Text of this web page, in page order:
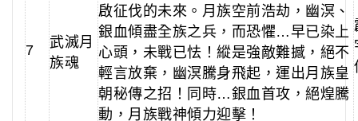
7
武滅月
族魂
啟征伐的未來。月族空前浩劫，幽溟、
銀血傾盡全族之兵，而恐懼…早已染上
心頭，未戰已怯！縱是強敵難撼，絕不
輕言放棄，幽溟騰身飛起，運出月族皇
朝秘傳之招！同時…銀血首攻，絕煌騰
動，月族戰神傾力迎擊！